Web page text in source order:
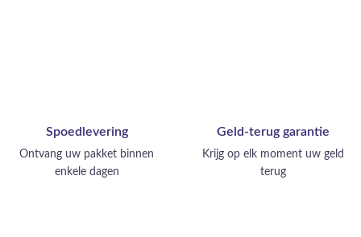
Spoedlevering
Ontvang uw pakket binnen
enkele dagen
Geld-terug garantie
Krijg op elk moment uw geld
terug